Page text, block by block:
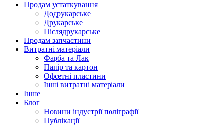
Продам устаткування
Додрукарське
Друкарське
Післядрукарське
Продам запчастини
Витратні матеріали
Фарба та Лак
Папір та картон
Офсетні пластини
Інші витратні матеріали
Інше
Блог
Новини індустрії поліграфії
Публікації